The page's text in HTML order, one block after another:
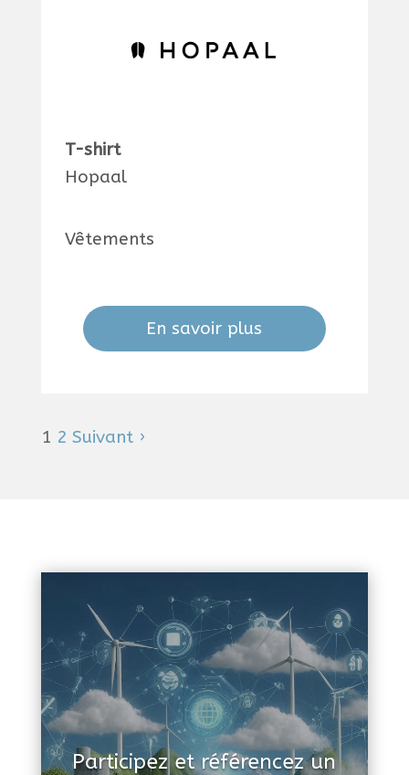
T-shirt
Hopaal
Vêtements
En savoir plus
1 2 Suivant ›
Participez et référencez un